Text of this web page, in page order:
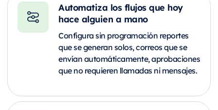
Automatiza los flujos que hoy
hace alguien a mano
Configura sin programación reportes
que se generan solos, correos que se
envían automáticamente, aprobaciones
que no requieren llamadas ni mensajes.